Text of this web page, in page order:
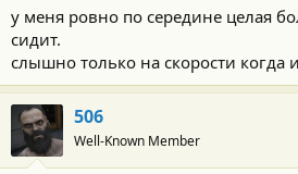
у меня ровно по середине целая
сидит.
слышно только на скорости когда
506
Well-Known Member